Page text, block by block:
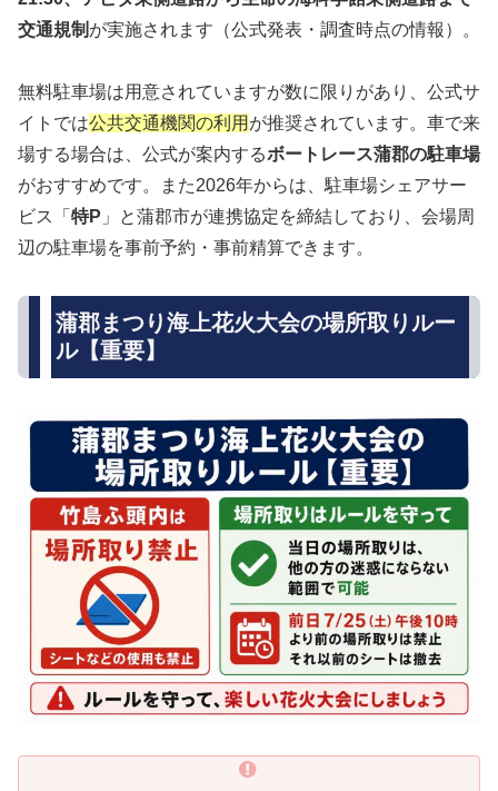
交通規制 が実施されます（公式発表・調査時点の情報）。
無料駐車場は用意されていますが数に限りがあり、公式サ
イトでは公共交通機関の利用 が推奨されています。車で来
場する場合は、公式が案内するボートレース蒲郡の駐車場
がおすすめです。また2026年からは、駐車場シェアサー
ビス「 特P 」と蒲郡市が連携協定を締結しており、会場周
辺の駐車場を事前予約・事前精算できます。
蒲郡まつり海上花火大会の場所取りルー
ル【重要】